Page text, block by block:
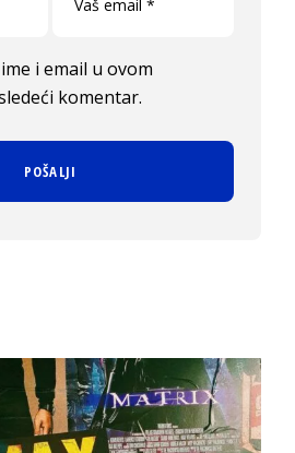
i email u ovom
komentar.